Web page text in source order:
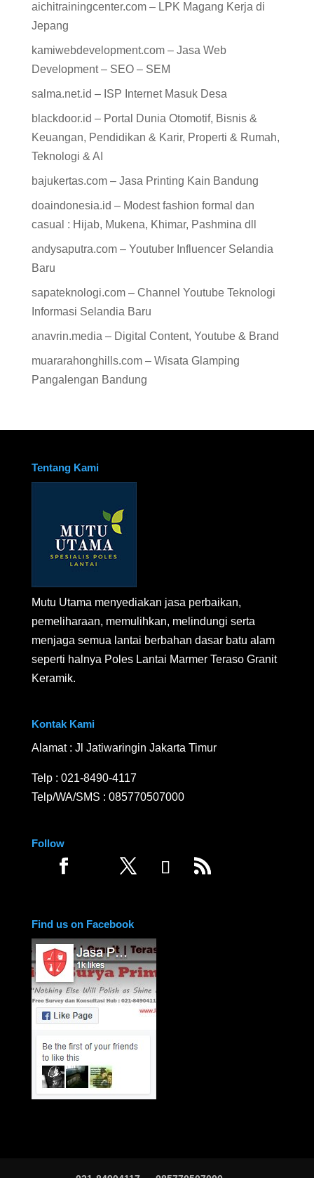
aichitrainingcenter.com – LPK Magang Kerja di
Jepang
kamiwebdevelopment.com – Jasa Web
Development – SEO – SEM
salma.net.id – ISP Internet Masuk Desa
blackdoor.id – Portal Dunia Otomotif, Bisnis &
Keuangan, Pendidikan & Karir, Properti & Rumah,
Teknologi & AI
bajukertas.com – Jasa Printing Kain Bandung
doaindonesia.id – Modest fashion formal dan
casual : Hijab, Mukena, Khimar, Pashmina dll
andysaputra.com – Youtuber Influencer Selandia
Baru
sapateknologi.com – Channel Youtube Teknologi
Informasi Selandia Baru
anavrin.media – Digital Content, Youtube & Brand
muararahonghills.com – Wisata Glamping
Pangalengan Bandung
Tentang Kami
Mutu Utama menyediakan jasa perbaikan,
pemeliharaan, memulihkan, melindungi serta
menjaga semua lantai berbahan dasar batu alam
seperti halnya Poles Lantai Marmer Teraso Granit
Keramik.
Kontak Kami
Alamat : Jl Jatiwaringin Jakarta Timur
Telp : 021-8490-4117
Telp/WA/SMS : 085770507000
Follow
Find us on Facebook